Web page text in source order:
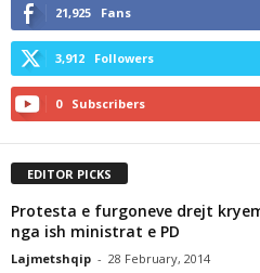
21,925 Fans
3,912 Followers
0 Subscribers
EDITOR PICKS
Protesta e furgoneve drejt
nga ish ministrat e PD
Lajmetshqip - 28 February, 2014